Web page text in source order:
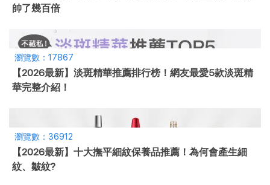
帥了幾百倍
瀏覽數：17867
【2026最新】淡斑精華推薦排行榜！網友最愛5款淡斑精
華完整介紹！
瀏覽數：36912
【2026最新】十大撫平細紋保養品推薦！為何會產生細
紋、皺紋?